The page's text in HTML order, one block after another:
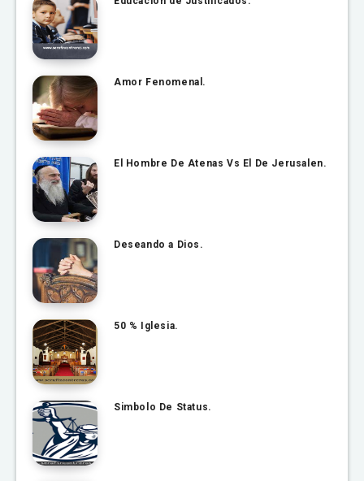
Amor Fenomenal.
El Hombre De Atenas Vs El De Jerusalen.
Deseando a Dios.
50 % Iglesia.
Simbolo De Status.